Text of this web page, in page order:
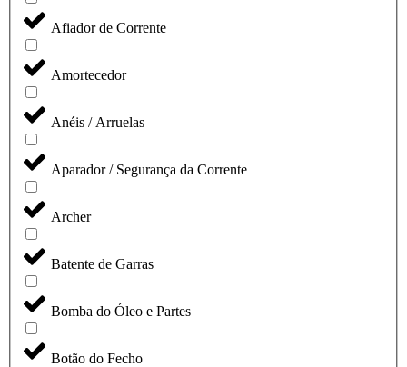
Afiador de Corrente
Amortecedor
Anéis / Arruelas
Aparador / Segurança da Corrente
Archer
Batente de Garras
Bomba do Óleo e Partes
Botão do Fecho